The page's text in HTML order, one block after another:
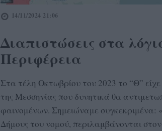
14/11/2024 21:06
Διαπιστώσεις στα
Περιφέρεια
Στα τέλη Οκτωβρίου του 2023 το “Θ” είχε
της Μεσσηνίας που δυνητικά θα
φαινομένων. Σημειώναμε συγκεκριμένα:
Δήμους του νομού, περιλαμβάνονται